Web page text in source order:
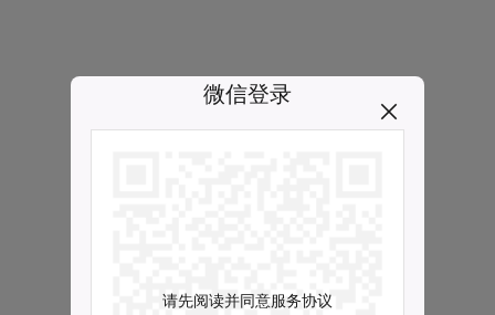
微信登录
请先阅读并同意服务协议